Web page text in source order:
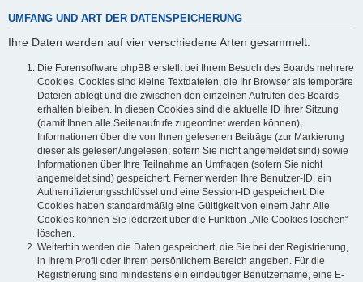
UMFANG UND ART DER DATENSPEICHERUNG
Ihre Daten werden auf vier verschiedene Arten gesammelt:
Die Forensoftware phpBB erstellt bei Ihrem Besuch des Boards mehrere
Cookies. Cookies sind kleine Textdateien, die Ihr Browser als temporäre
Dateien ablegt und die zwischen den einzelnen Aufrufen des Boards
erhalten bleiben. In diesen Cookies sind die aktuelle ID Ihrer Sitzung
(damit Ihnen alle Seitenaufrufe zugeordnet werden können),
Informationen über die von Ihnen gelesenen Beiträge (zur Markierung
dieser als gelesen/ungelesen; sofern Sie nicht angemeldet sind) sowie
Informationen über Ihre Teilnahme an Umfragen (sofern Sie nicht
angemeldet sind) gespeichert. Ferner werden Ihre Benutzer-ID, ein
Authentifizierungsschlüssel und eine Session-ID gespeichert. Die
Cookies haben standardmäßig eine Gültigkeit von einem Jahr. Alle
Cookies können Sie jederzeit über die Funktion „Alle Cookies löschen“
löschen.
Weiterhin werden die Daten gespeichert, die Sie bei der Registrierung,
in Ihrem Profil oder Ihrem persönlichem Bereich angeben. Für die
Registrierung sind mindestens ein eindeutiger Benutzername, eine E-